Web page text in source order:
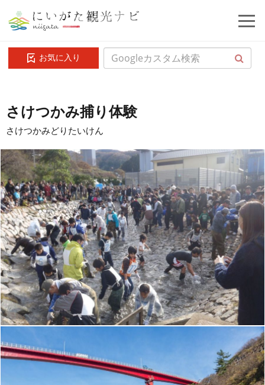
お気に入り
さけつかみ捕り体験
さけつかみどりたいけん